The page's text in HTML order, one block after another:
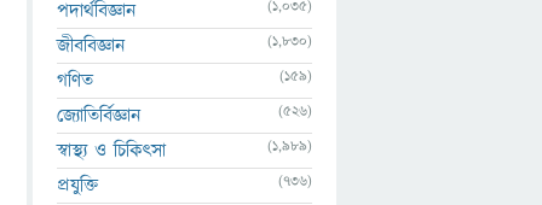
পদার্থবিজ্ঞান (1,035)
জীববিজ্ঞান (1,830)
গণিত (159)
জ্যোতির্বিজ্ঞান (526)
স্বাস্থ্য ও চিকিৎসা (1,989)
প্রযুক্তি (736)